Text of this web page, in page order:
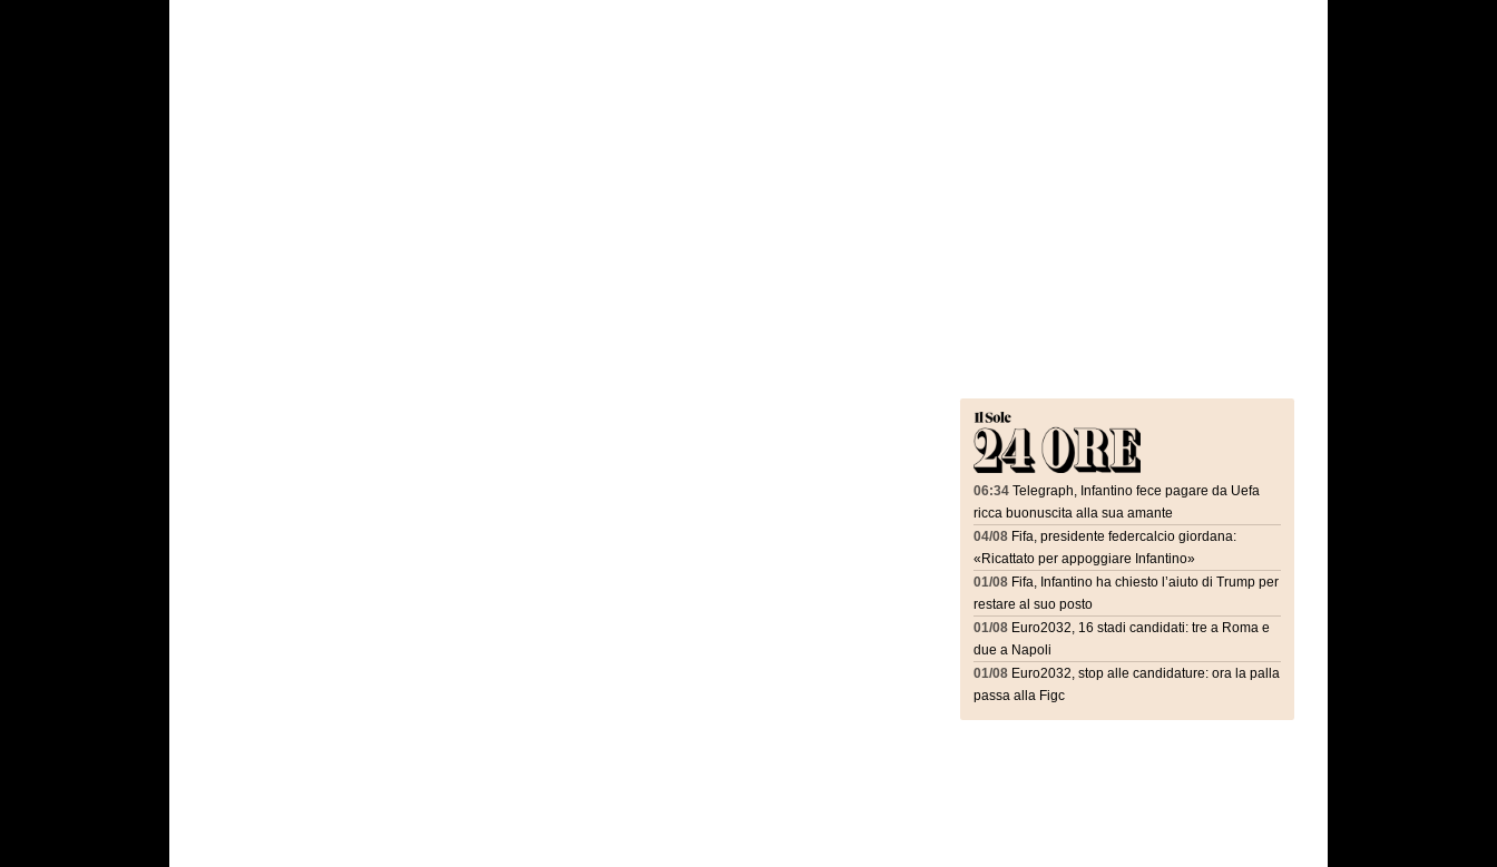
06:34 Telegraph, Infantino fece pagare da Uefa
ricca buonuscita alla sua amante
04/08 Fifa, presidente federcalcio giordana:
«Ricattato per appoggiare Infantino»
01/08 Fifa, Infantino ha chiesto l’aiuto di Trump per
restare al suo posto
01/08 Euro2032, 16 stadi candidati: tre a Roma e
due a Napoli
01/08 Euro2032, stop alle candidature: ora la palla
passa alla Figc